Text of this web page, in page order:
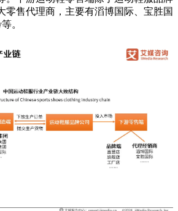
零售代理商，主要有滔博国际、宝胜国
。